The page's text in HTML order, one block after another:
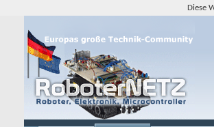
Diese